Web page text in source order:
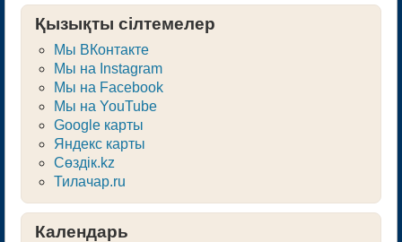
Қызықты сілтемелер
Мы ВКонтакте
Мы на Instagram
Мы на Facebook
Мы на YouTube
Google карты
Яндекс карты
Сөздік.kz
Тилачар.ru
Календарь